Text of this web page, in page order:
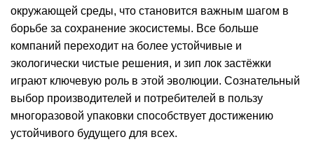
окружающей среды, что становится важным шагом в
борьбе за сохранение экосистемы. Все больше
компаний переходит на более устойчивые и
экологически чистые решения, и зип лок застёжки
играют ключевую роль в этой эволюции. Сознательный
выбор производителей и потребителей в пользу
многоразовой упаковки способствует достижению
устойчивого будущего для всех.